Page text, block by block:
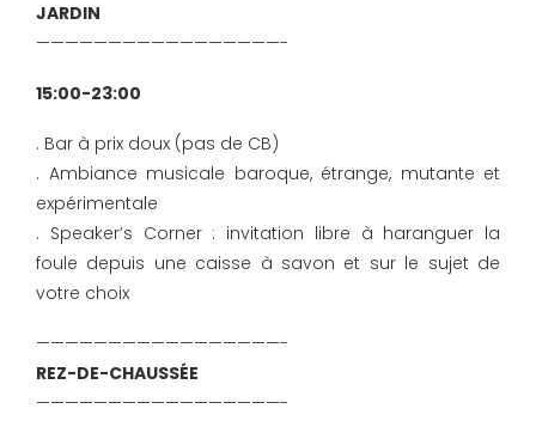
JARDIN
—————————————————-
15:00-23:00
. Bar à prix doux (pas de CB)
. Ambiance musicale baroque, étrange, mutante et
expérimentale
. Speaker’s Corner : invitation libre à haranguer la
foule depuis une caisse à savon et sur le sujet de
votre choix
—————————————————-
REZ-DE-CHAUSSÉE
—————————————————-